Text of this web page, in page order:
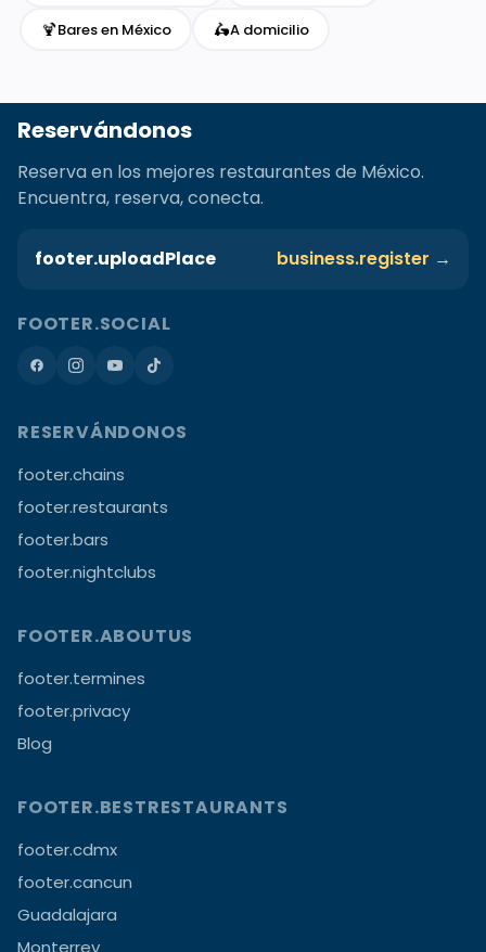
🍹Bares en México 🛵A domicilio
Reservándonos
Reserva en los mejores restaurantes de México.
Encuentra, reserva, conecta.
footer.uploadPlace business.register →
FOOTER.SOCIAL
RESERVÁNDONOS
footer.chains
footer.restaurants
footer.bars
footer.nightclubs
FOOTER.ABOUTUS
footer.termines
footer.privacy
Blog
FOOTER.BESTRESTAURANTS
footer.cdmx
footer.cancun
Guadalajara
Monterrey